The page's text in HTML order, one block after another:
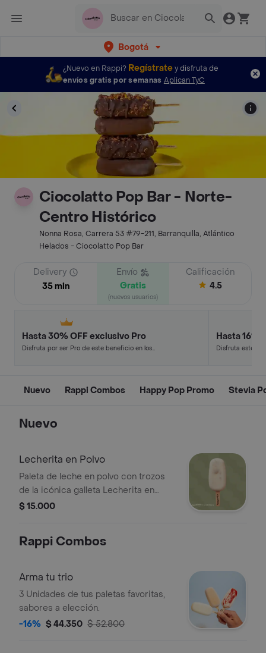
Bogotá
¿Nuevo en Rappi? Regístratey disfruta de
envíos gratis por semanas Aplican TyC
Ciocolatto Pop Bar - Norte-
Centro Histórico
Nonna Rosa, Carrera 53 #79-211, Barranquilla, Atlántico
Helados - Ciocolatto Pop Bar
Delivery
35 min
Envío
Gratis
(nuevos usuarios)
Calificación
4.5
Hasta 30% OFF exclusivo Pro
Disfruta por ser Pro de este beneficio en los
Hasta 16%
Disfruta este
Nuevo Rappi Combos Happy Pop Promo Stevia
Nuevo
Lecherita en Polvo
Paleta de leche en polvo con trozos
de la icónica galleta Lecherita en
Polvo de Chunks, rellena de
$ 15.000
Rappi Combos
Arma tu trio
3 Unidades de tus paletas favoritas,
sabores a elección.
-16% $ 44.350 $ 52.800